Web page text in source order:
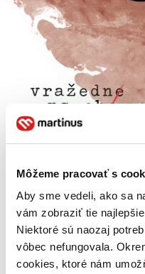
Môžeme pracovať s
Aby sme vedeli, ako sa
vám zobraziť tie
Niektoré sú naozaj
vôbec nefungovala.
cookies, ktoré nám
Richard Mažonas
Dedukčná kartová hra
crime. Hráči odhaľujú
prípadov pre jednorazové
a logických hier.